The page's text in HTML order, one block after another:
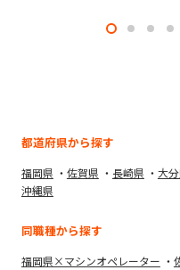
都道府県から探す
福岡県 佐賀県 長崎県 大
沖縄県
同職種から探す
福岡県×マシンオペレーター